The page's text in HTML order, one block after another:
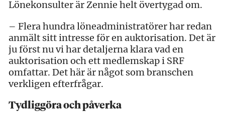
Lönekonsulter är Zennie helt övertygad om.
– Flera hundra löneadministratörer har redan
anmält sitt intresse för en auktorisation. Det är
ju först nu vi har detaljerna klara vad en
auktorisation och ett medlemskap i SRF
omfattar. Det här är något som branschen
verkligen efterfrågar.
Tydliggöra och påverka